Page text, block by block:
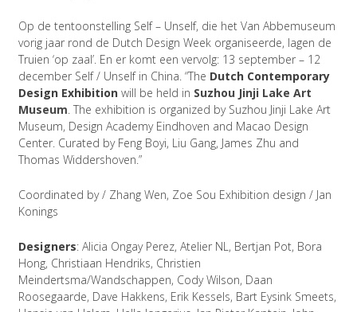
Op de tentoonstelling Self – Unself, die het Van Abbemuseum
vorig jaar rond de Dutch Design Week organiseerde, lagen de
Truien ‘op zaal’. En er komt een vervolg: 13 september – 12
december Self / Unself in China. “The Dutch Contemporary
Design Exhibitionwill be held in Suzhou Jinji Lake Art
Museum. The exhibition is organized by Suzhou Jinji Lake Art
Museum, Design Academy Eindhoven and Macao Design
Center. Curated by Feng Boyi, Liu Gang, James Zhu and
Thomas Widdershoven.”
Coordinated by / Zhang Wen, Zoe Sou Exhibition design / Jan
Konings
Designers: Alicia Ongay Perez, Atelier NL, Bertjan Pot, Bora
Hong, Christiaan Hendriks, Christien
Meindertsma/Wandschappen, Cody Wilson, Daan
Roosegaarde, Dave Hakkens, Erik Kessels, Bart Eysink Smeets,